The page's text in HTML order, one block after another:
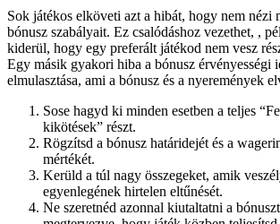
Sok játékos elköveti azt a hibát, hogy nem nézi
bónusz szabályait. Ez csalódáshoz vezethet, ,
kiderül, hogy egy preferált játékod nem vesz
Egy másik gyakori hiba a bónusz érvényességi
elmulasztása, ami a bónusz és a nyeremények
Sose hagyd ki minden esetben a teljes
kikötések” részt.
Rögzítsd a bónusz határidejét és a
mértékét.
Kerüld a túl nagy összegeket, amik
egyenlegének hirtelen eltűnését.
Ne szeretnéd azonnal kiutaltatni a